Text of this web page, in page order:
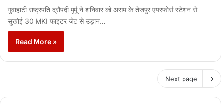
गुवाहाटी राष्ट्रपति द्रौपदी मुर्मू ने शनिवार को असम के तेजपुर एयरफोर्स स्टेशन से
सुखोई 30 MKI फाइटर जेट से उड़ान…
Read More »
Next page